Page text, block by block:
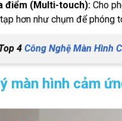
điểm (Multi-touch): Cho
hơn như chụm để phóng
4 Công Nghệ Màn Hình
màn hình cảm